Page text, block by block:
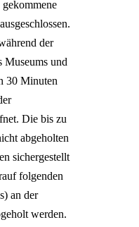
der
Museums und
30 Minuten
Die bis zu
abgeholten
sichergestellt
folgenden
an der
werden.